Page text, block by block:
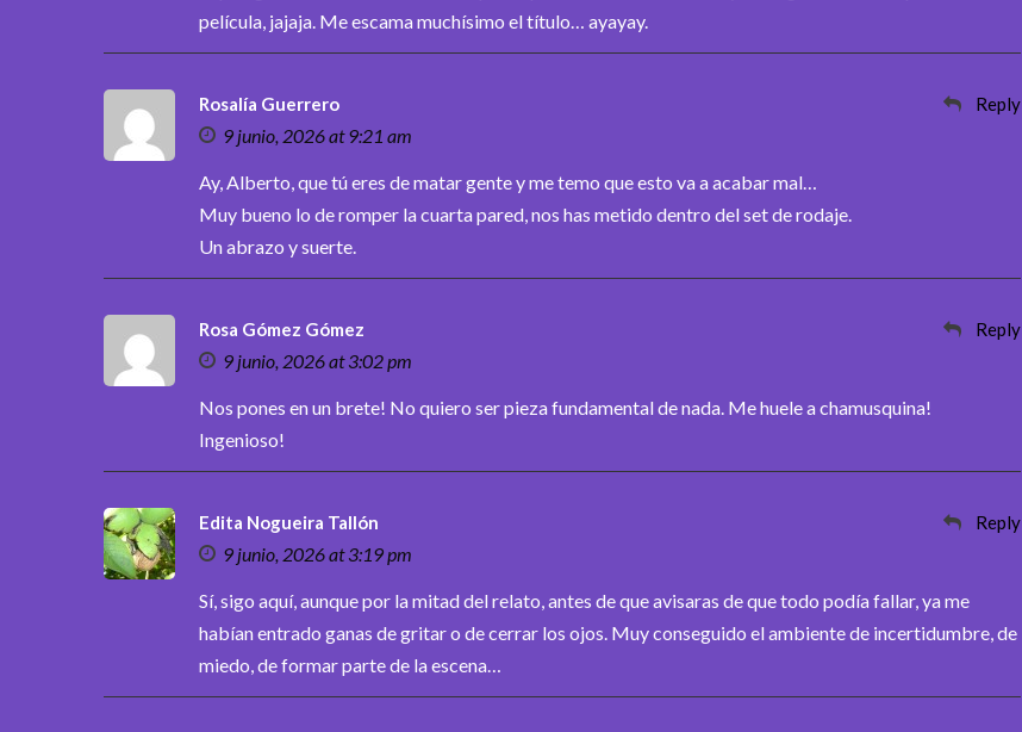
película, jajaja. Me escama muchísimo el título… ayayay.
Rosalía Guerrero
9 junio, 2026 at 9:21 am
Reply
Ay, Alberto, que tú eres de matar gente y me temo que esto va a acabar mal…
Muy bueno lo de romper la cuarta pared, nos has metido dentro del set de rodaje.
Un abrazo y suerte.
Rosa Gómez Gómez
9 junio, 2026 at 3:02 pm
Reply
Nos pones en un brete! No quiero ser pieza fundamental de nada. Me huele a chamusquina!
Ingenioso!
Edita Nogueira Tallón
9 junio, 2026 at 3:19 pm
Reply
Sí, sigo aquí, aunque por la mitad del relato, antes de que avisaras de que todo podía fallar, ya me
habían entrado ganas de gritar o de cerrar los ojos. Muy conseguido el ambiente de incertidumbre, de
miedo, de formar parte de la escena…